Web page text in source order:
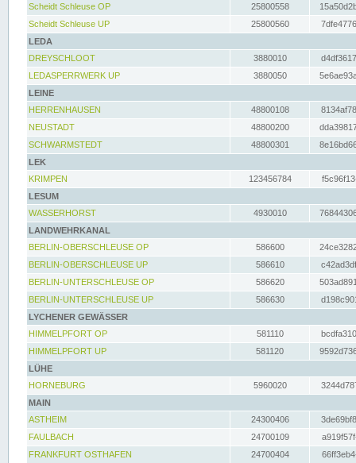
Scheidt Schleuse OP
25800558
Scheidt Schleuse UP
25800560
LEDA
DREYSCHLOOT
3880010
LEDASPERRWERK UP
3880050
LEINE
HERRENHAUSEN
48800108
NEUSTADT
48800200
SCHWARMSTEDT
48800301
LEK
KRIMPEN
123456784
LESUM
WASSERHORST
4930010
LANDWEHRKANAL
BERLIN-OBERSCHLEUSE OP
586600
BERLIN-OBERSCHLEUSE UP
586610
BERLIN-UNTERSCHLEUSE OP
586620
BERLIN-UNTERSCHLEUSE UP
586630
LYCHENER GEWÄSSER
HIMMELPFORT OP
581110
HIMMELPFORT UP
581120
LÜHE
HORNEBURG
5960020
MAIN
ASTHEIM
24300406
FAULBACH
24700109
FRANKFURT OSTHAFEN
24700404